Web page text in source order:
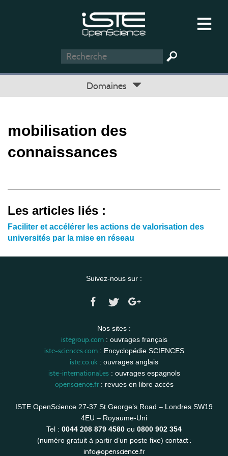
Domaines
mobilisation des
connaissances
Les articles liés :
Faciliter et accélérer les actions de valorisation des
universités par la mise en réseau
Suivez-nous sur :
Nos sites :
istegroup.com: ouvrages français
iste-sciences.com: Encyclopédie SCIENCES
iste.co.uk : ouvrages anglais
iste-international.es: ouvrages espagnols
openscience.fr: revues en libre accès
ISTE OpenScience 27-37 St George’s Road – Londres SW19
4EU – Royaume-Uni
Tel : 0044 208 879 4580 ou 0800 902 354
(numéro gratuit à partir d’un poste fixe) contact :
info@openscience.fr